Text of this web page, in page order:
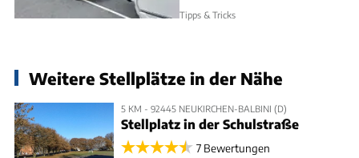
Tipps & Tricks
Weitere Stellplätze in der Nähe
5 KM - 92445 NEUKIRCHEN-BALBINI (D)
Stellplatz in der Schulstraße
7 Bewertungen